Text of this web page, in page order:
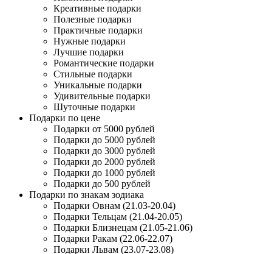
Креативные подарки
Полезные подарки
Практичные подарки
Нужные подарки
Лучшие подарки
Романтические подарки
Стильные подарки
Уникальные подарки
Удивительные подарки
Шуточные подарки
Подарки по цене
Подарки от 5000 рублей
Подарки до 5000 рублей
Подарки до 3000 рублей
Подарки до 2000 рублей
Подарки до 1000 рублей
Подарки до 500 рублей
Подарки по знакам зодиака
Подарки Овнам (21.03-20.04)
Подарки Тельцам (21.04-20.05)
Подарки Близнецам (21.05-21.06)
Подарки Ракам (22.06-22.07)
Подарки Львам (23.07-23.08)